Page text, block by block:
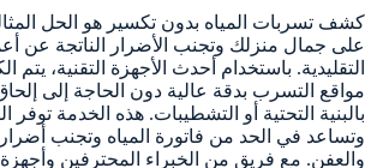
كشف تسربات المياه بدون تكسير هو الحل
على جمال منزلك وتجنب الأضرار الناتجة عن
التقليدية. باستخدام أحدث الأجهزة التقنية،
مواقع التسرب بدقة عالية دون الحاجة إلى
بالبنية التحتية أو التشطيبات. هذه الخدمة توفر
وتساعد في الحد من فاتورة المياه وتجنب
والعفن. مع فريق من الخبراء المحترفين